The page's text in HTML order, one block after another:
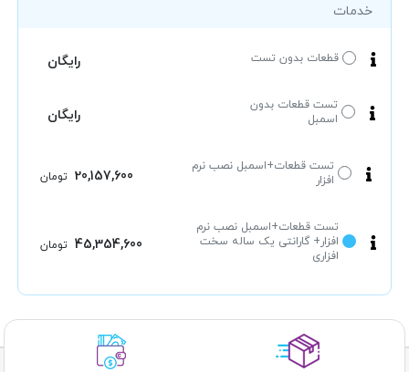
خدمات
رایگان قطعات بدون تست
رایگان
تست قطعات بدون
اسمبل
20,157,600 تومان
تست قطعات+اسمبل نصب نرم
افزار
45,354,600 تومان
تست قطعات+اسمبل نصب نرم
افزار+ گارانتی یک ساله سخت
افزاری